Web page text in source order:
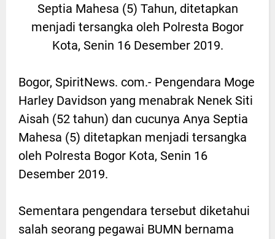
Septia Mahesa (5) Tahun, ditetapkan
menjadi tersangka oleh Polresta Bogor
Kota, Senin 16 Desember 2019.
Bogor, SpiritNews. com.- Pengendara Moge
Harley Davidson yang menabrak Nenek Siti
Aisah (52 tahun) dan cucunya Anya Septia
Mahesa (5) ditetapkan menjadi tersangka
oleh Polresta Bogor Kota, Senin 16
Desember 2019.
Sementara pengendara tersebut diketahui
salah seorang pegawai BUMN bernama